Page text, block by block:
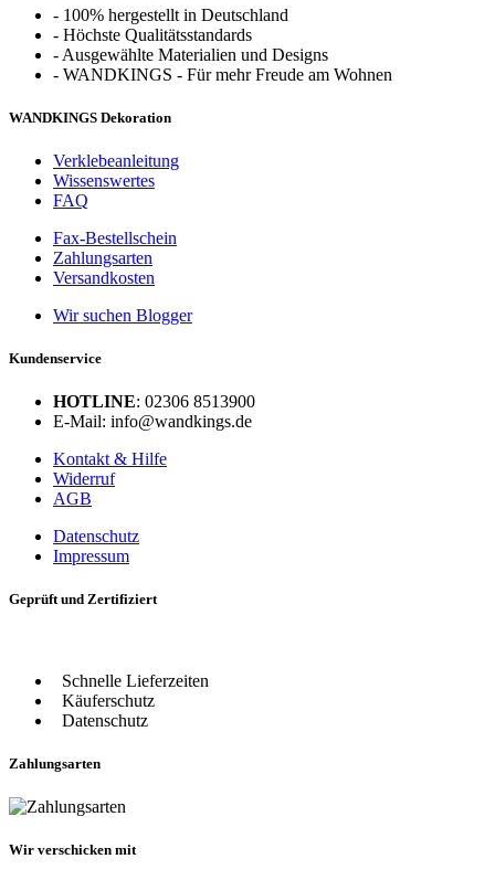
- 100% hergestellt in Deutschland
- Höchste Qualitätsstandards
- Ausgewählte Materialien und Designs
- WANDKINGS - Für mehr Freude am Wohnen
WANDKINGS Dekoration
Verklebeanleitung
Wissenswertes
FAQ
Fax-Bestellschein
Zahlungsarten
Versandkosten
Wir suchen Blogger
Kundenservice
HOTLINE: 02306 8513900
E-Mail: info@wandkings.de
Kontakt & Hilfe
Widerruf
AGB
Datenschutz
Impressum
Geprüft und Zertifiziert
Schnelle Lieferzeiten
Käuferschutz
Datenschutz
Zahlungsarten
Wir verschicken mit